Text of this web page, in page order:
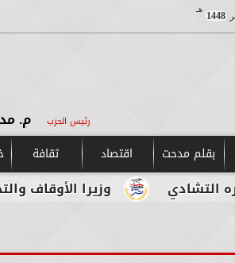
1448
هـ
رئيس الحزب م.
بقلم مدحت اقتصاد ثقافة
وزيرا الأوقاف والتخطيط